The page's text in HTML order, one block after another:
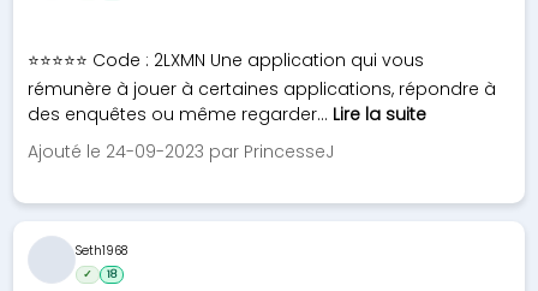
⭐⭐⭐⭐⭐ Code : 2LXMN Une application qui vous
rémunère à jouer à certaines applications, répondre à
des enquêtes ou même regarder... Lire la suite
Ajouté le 24-09-2023 par PrincesseJ
Seth1968
✓ 18